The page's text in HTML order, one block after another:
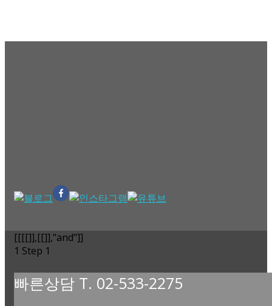
[[[[]],[[]],"and"]]
1 Step 1
빠른상담 T. 02-533-2275